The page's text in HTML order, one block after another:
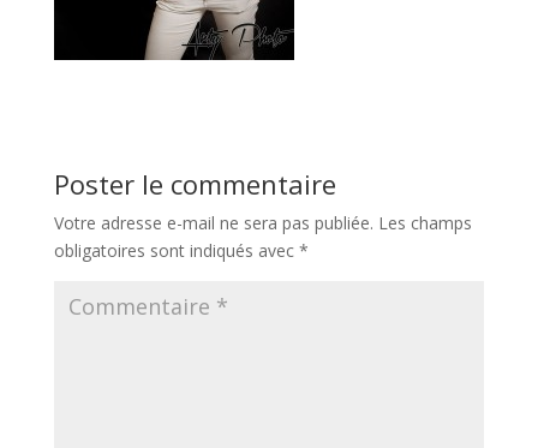
Poster le commentaire
Votre adresse e-mail ne sera pas publiée. Les champs
obligatoires sont indiqués avec *